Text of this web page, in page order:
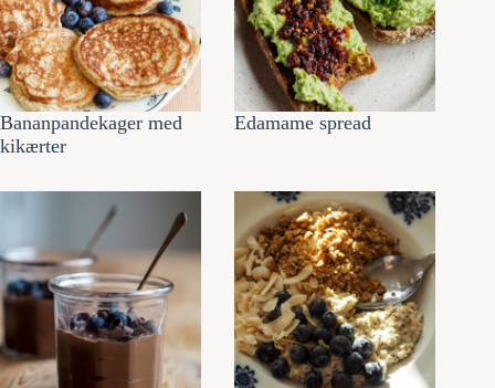
Bananpandekager med
kikærter
Edamame spread